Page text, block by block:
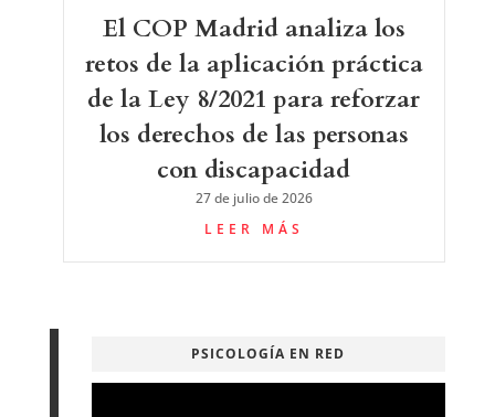
El COP Madrid analiza los
retos de la aplicación práctica
de la Ley 8/2021 para reforzar
los derechos de las personas
con discapacidad
27 de julio de 2026
LEER MÁS
PSICOLOGÍA EN RED